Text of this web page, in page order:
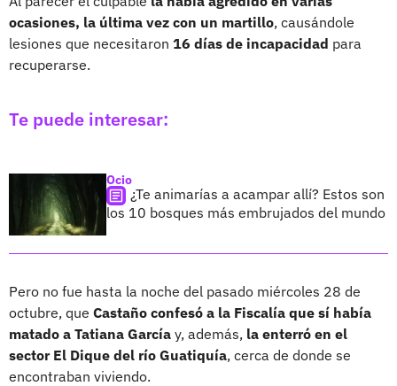
ocasiones, la última vez con un martillo, causándole
lesiones que necesitaron 16 días de incapacidad para
recuperarse.
Te puede interesar:
Ocio
¿Te animarías a acampar allí? Estos son
los 10 bosques más embrujados del mundo
Pero no fue hasta la noche del pasado miércoles 28 de
octubre, que Castaño confesó a la Fiscalía que sí había
matado a Tatiana García y, además, la enterró en el
sector El Dique del río Guatiquía, cerca de donde se
encontraban viviendo.